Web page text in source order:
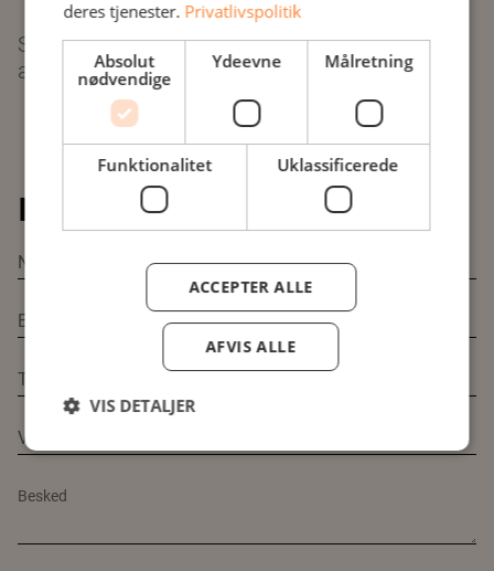
Skriv dig op i formularen, så bliver du kontaktet
af JCDs specialister hurtigst muligt.
Bliv kontaktet
deres tjenester. Privatlivspolitik
Absolut
nødvendige
Ydeevne Målretning
Funktionalitet Uklassificerede
ACCEPTER ALLE
AFVIS ALLE
VIS DETALJER